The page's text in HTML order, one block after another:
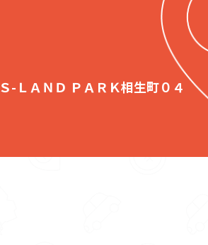
Ｓ-ＬＡＮＤ ＰＡＲＫ相生町０４